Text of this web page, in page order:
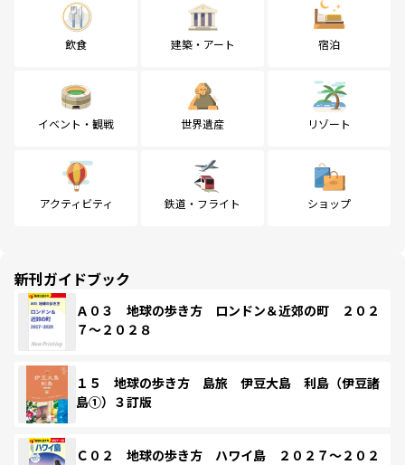
飲食 建築・アート 宿泊
イベント・観戦 世界遺産 リゾート
アクティビティ 鉄道・フライト ショップ
新刊ガイドブック
Ａ０３ 地球の歩き方 ロンドン＆近郊の町 ２０２
７～２０２８
１５ 地球の歩き方 島旅 伊豆大島 利島（伊豆諸
島①）３訂版
Ｃ０２ 地球の歩き方 ハワイ島 ２０２７～２０２